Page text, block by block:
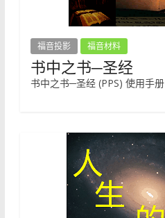
福音投影 福音材料
书中之书─圣经
书中之书─圣经 (PPS) 使用手